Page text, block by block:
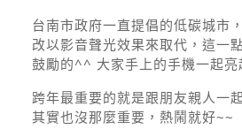
台南市政府一直提倡的低碳城市
改以影音聲光效果來取代，這一
鼓勵的^^ 大家手上的手機一起亮
跨年最重要的就是跟朋友親人一
其實也沒那麼重要，熱鬧就好~~